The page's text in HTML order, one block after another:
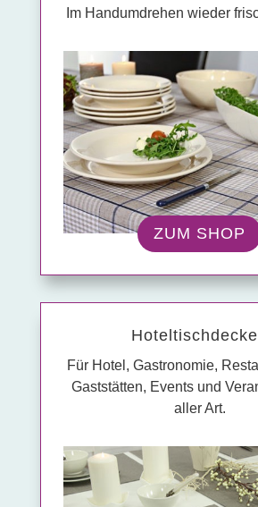
Im Handumdrehen wieder
ZUM SHOP
Für Hotel, Gastronomie,
Gaststätten, Events und
aller Art.